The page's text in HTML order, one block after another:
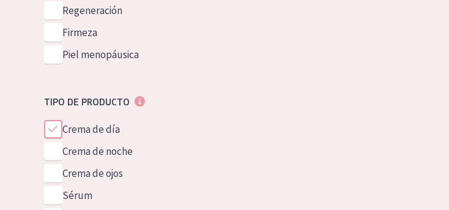
German
Spanish
Greek
Regeneración
Firmeza
Piel menopáusica
TIPO DE PRODUCTO
Crema de día
Crema de noche
Crema de ojos
Sérum